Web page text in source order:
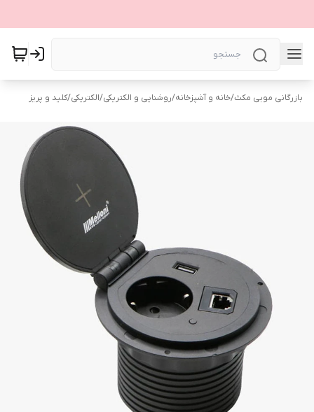
بازرگانی موبی مکث/خانه و آشپزخانه/روشنایی و الکتریکی/الکتریکی/کلید و پریز